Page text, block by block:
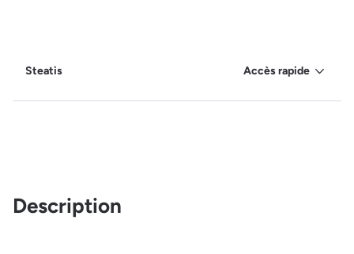
Steatis Accès rapide
Description